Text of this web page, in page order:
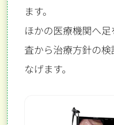
ます。
ほかの医療機関へ
査から治療方針の
なげます。